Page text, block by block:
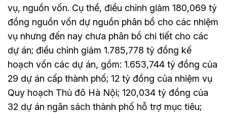
vụ, nguồn vốn. Cụ thể, điều chỉnh giảm 180,069 tỷ
đồng nguồn vốn dự nguồn phân bổ cho các nhiệm
vụ nhưng đến nay chưa phân bổ chi tiết cho các
dự án; điều chỉnh giảm 1.785,778 tỷ đồng kế
hoạch vốn các dự án, gồm: 1.653,744 tỷ đồng của
29 dự án cấp thành phố; 12 tỷ đồng của nhiệm vụ
Quy hoạch Thủ đô Hà Nội; 120,034 tỷ đồng của
32 dự án ngân sách thành phố hỗ trợ mục tiêu;